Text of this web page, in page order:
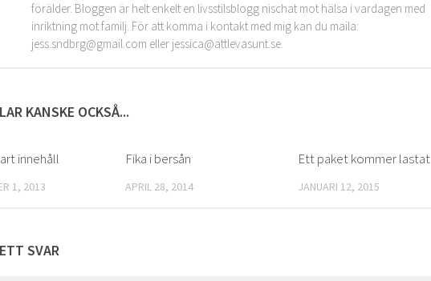
förälder. Bloggen är helt enkelt en livsstilsblogg nischat mot hälsa i vardagen med
inriktning mot familj. För att komma i kontakt med mig kan du maila:
jess.sndbrg@gmail.com eller jessica@attlevasunt.se.
KANSKE OCKSÅ...
innehåll
1, 2013
Fika i bersån
APRIL 28, 2014
Ett paket kommer lastat
JANUARI 12, 2015
SVAR